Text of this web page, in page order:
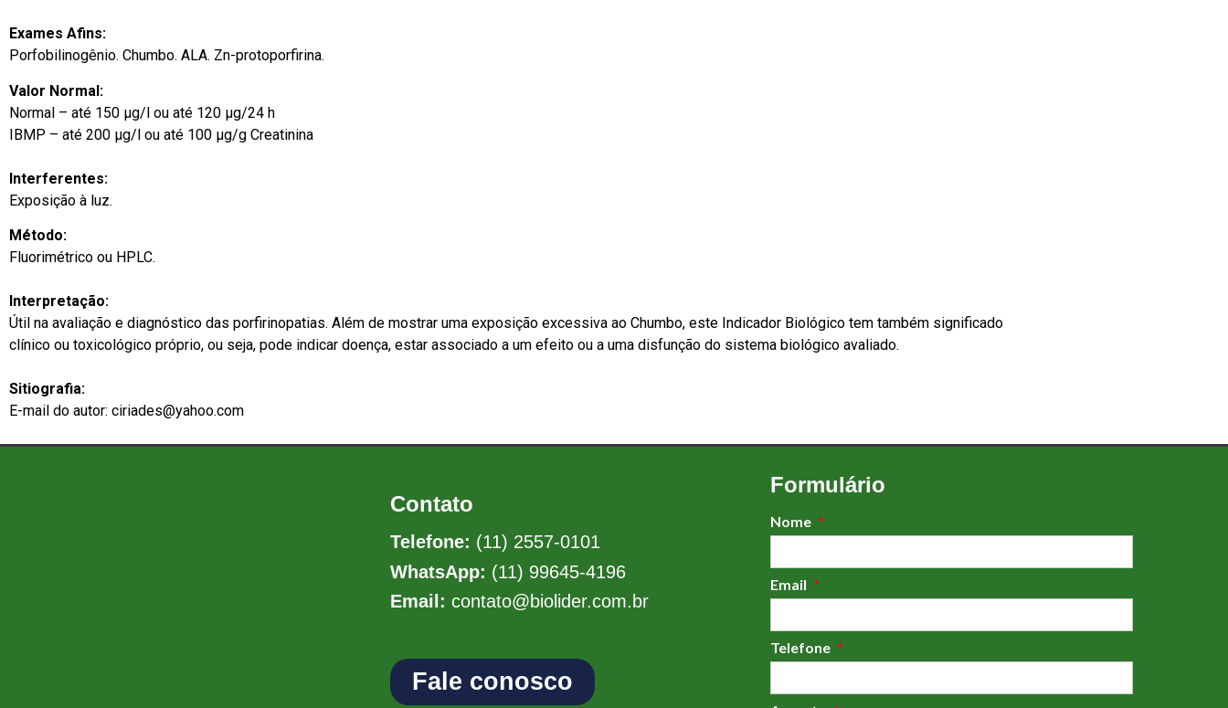
Exames Afins:
Porfobilinogênio. Chumbo. ALA. Zn-protoporfirina.
Valor Normal:
Normal – até 150 μg/l ou até 120 μg/24 h
IBMP – até 200 μg/l ou até 100 μg/g Creatinina
Interferentes:
Exposição à luz.
Método:
Fluorimétrico ou HPLC.
Interpretação:
Útil na avaliação e diagnóstico das porfirinopatias. Além de mostrar uma exposição excessiva ao Chumbo, este Indicador Biológico tem também significado
clínico ou toxicológico próprio, ou seja, pode indicar doença, estar associado a um efeito ou a uma disfunção do sistema biológico avaliado.
Sitiografia:
E-mail do autor: ciriades@yahoo.com
Contato
Telefone: (11) 2557-0101
WhatsApp: (11) 99645-4196
Email: contato@biolider.com.br
Fale conosco
Formulário
Nome
Email
Telefone